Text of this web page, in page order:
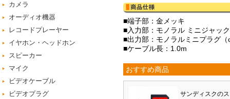
カメラ
オーディオ機器
レコードプレーヤー
イヤホン・ヘッドホン
スピーカー
マイク
ビデオケーブル
ビデオプラグ
■端子部：金メッキ
■入力部：モノラル ミニジャッ
■出力部：モノラルミニプラグ
■ケーブル長：1.0m
おすすめ商品
サンディスクの